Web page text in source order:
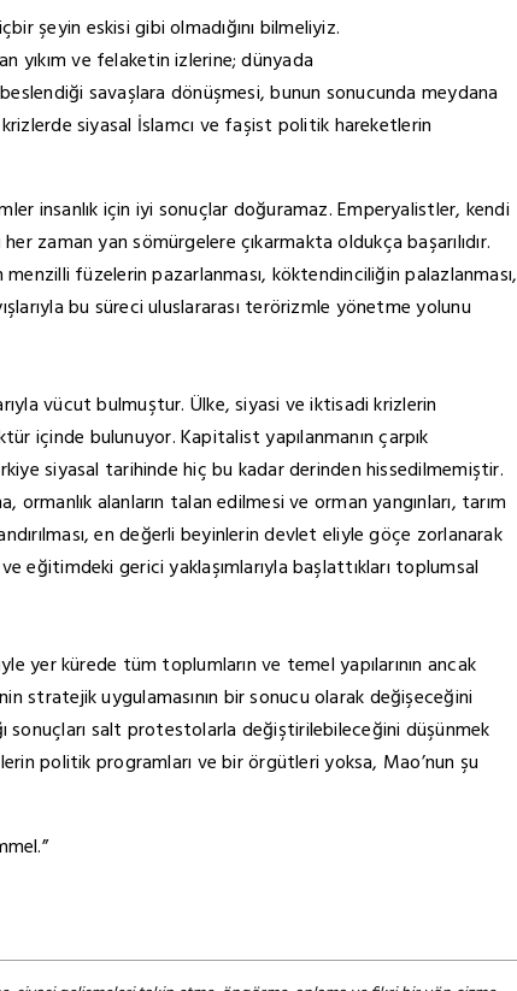
şeyin eskisi gibi olmadığını bilmeliyiz.
yıkım ve felaketin izlerine; dünyada
savaşlara dönüşmesi, bunun sonucunda meydana
siyasal İslamcı ve faşist politik hareketlerin
insanlık için iyi sonuçlar doğuramaz. Emperyalistler, kendi
zaman yan sömürgelere çıkarmakta oldukça başarılıdır.
füzelerin pazarlanması, köktendinciliğin palazlanması,
bu süreci uluslararası terörizmle yönetme yolunu
vücut bulmuştur. Ülke, siyasi ve iktisadi krizlerin
içinde bulunuyor. Kapitalist yapılanmanın çarpık
siyasal tarihinde hiç bu kadar derinden hissedilmemiştir.
ormanlık alanların talan edilmesi ve orman yangınları, tarım
en değerli beyinlerin devlet eliyle göçe zorlanarak
eğitimdeki gerici yaklaşımlarıyla başlattıkları toplumsal
yer kürede tüm toplumların ve temel yapılarının ancak
stratejik uygulamasının bir sonucu olarak değişeceğini
sonuçları salt protestolarla değiştirilebileceğini düşünmek
politik programları ve bir örgütleri yoksa, Mao’nun şu